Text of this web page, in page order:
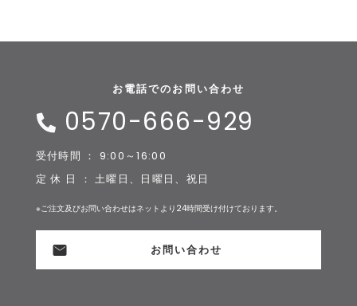
お電話でのお問い合わせ
0570-666-929
受付時間 ： 9:00～16:00
定 休 日 ： 土曜日、日曜日、祝日
※ご注文及びお問い合わせはネットより24時間受け付けております。
お問い合わせ